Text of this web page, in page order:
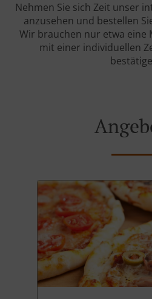
Nehmen Sie sich Zeit unser
anzusehen und bestellen
Wir brauchen nur etwa eine
mit einer individuellen